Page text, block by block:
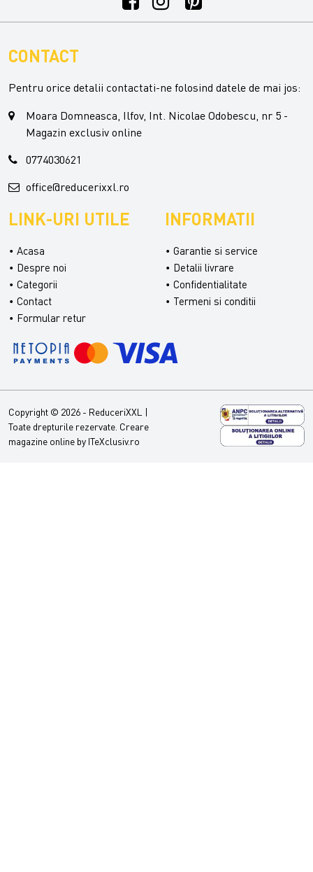
CONTACT
Pentru orice detalii contactati-ne folosind datele de mai jos:
Moara Domneasca, Ilfov, Int. Nicolae Odobescu, nr 5 -
Magazin exclusiv online
0774030621
office@reducerixxl.ro
LINK-URI UTILE
Acasa
Despre noi
Categorii
Contact
Formular retur
INFORMATII
Garantie si service
Detalii livrare
Confidentialitate
Termeni si conditii
Copyright © 2026 - ReduceriXXL |
Toate drepturile rezervate. Creare
magazine online by ITeXclusiv.ro